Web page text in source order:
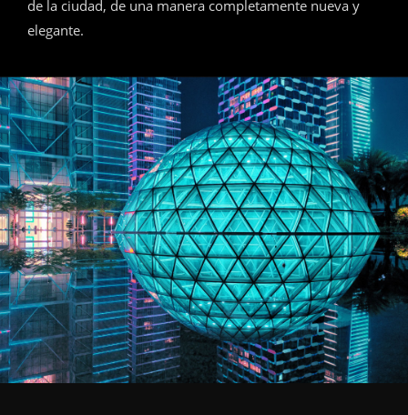
de la ciudad, de una manera completamente nueva y
elegante.